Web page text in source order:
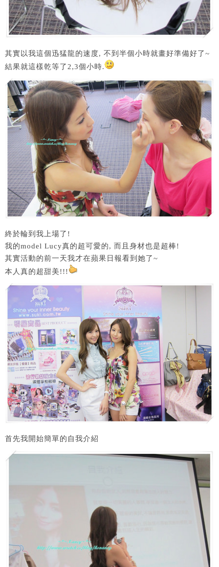
其實以我這個迅猛龍的速度, 不到半個小時就畫好準備好了~
結果就這樣乾等了2,3個小時.
終於輪到我上場了!
我的model Lucy真的超可愛的, 而且身材也是超棒!
其實活動的前一天我才在蘋果日報看到她了~
本人真的超甜美!!!
首先我開始簡單的自我介紹